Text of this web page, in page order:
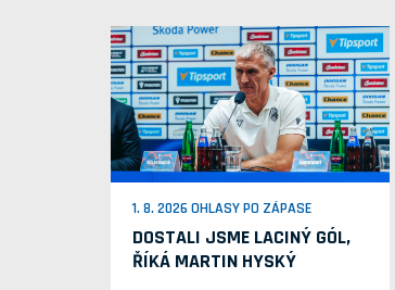
1. 8. 2026 OHLASY PO ZÁPASE
DOSTALI JSME LACINÝ GÓL,
ŘÍKÁ MARTIN HYSKÝ